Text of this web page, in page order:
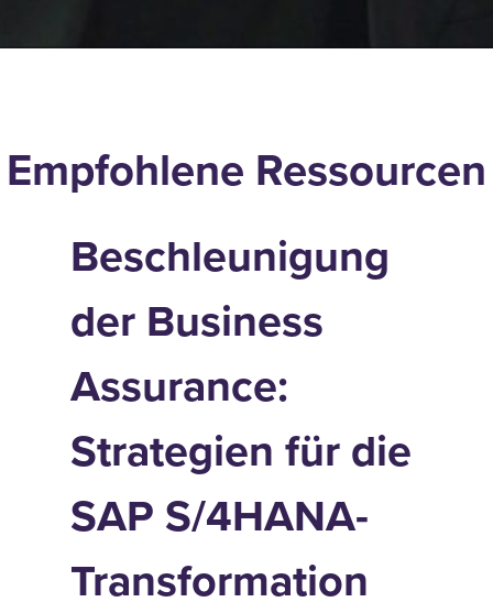
Empfohlene Ressourcen
Beschleunigung
der Business
Assurance:
Strategien für die
SAP S/4HANA-
Transformation